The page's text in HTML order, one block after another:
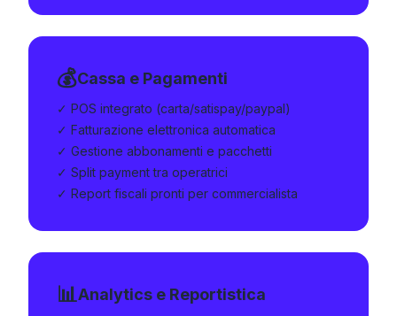
💰Cassa e Pagamenti
✓ POS integrato (carta/satispay/paypal)
✓ Fatturazione elettronica automatica
✓ Gestione abbonamenti e pacchetti
✓ Split payment tra operatrici
✓ Report fiscali pronti per commercialista
📊Analytics e Reportistica